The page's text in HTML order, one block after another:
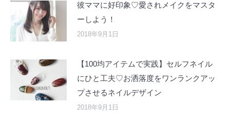
彼ママに好印象♡愛されメイクをマスタ
ーしよう！
2018年9月1日
【100均アイテムで実践】セルフネイル
にひと工夫♡お洒落度をワンランクアッ
プさせるネイルデザイン
2018年9月1日